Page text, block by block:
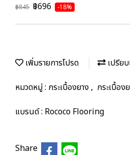
฿845 ฿696 -18%
เพิ่มรายการโปรด
เปรีย
หมวดหมู่ : กระเบื้องยาง, กระเบื้อง
แบรนด์ : Rococo Flooring
Share